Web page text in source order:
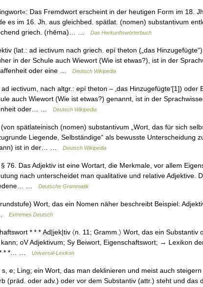
Das Fremdwort erscheint in der heutigen Form im 18.
es im 16. Jh. aus gleichbed. spätlat. (nomen) substantivum
griech. (rhēma)… …
Das Herkunftswörterbuch
(lat.: ad iectivum nach griech. epí theton („das
in der Schule auch Wiewort (Wie ist etwas?), ist in der
oder eine …
Deutsch Wikipedia
iectivum, nach altgr.: epí theton – ‚das Hinzugefügte‘[1]) oder
auch Wiewort (Wie ist etwas?) genannt, ist in der
oder… …
Deutsch Wikipedia
spätlateinisch (nomen) substantivum „Wort, das für sich
Liegende, Selbständige“ als bewusste Unterscheidung
ist in der… …
Deutsch Wikipedia
76. Das Adjektiv ist eine Wortart, die Merkmale, vor allem
nach unterscheidet man qualitative und relative Adjektive.
…
Deutsche Grammatik
Wort, das ein Nomen näher beschreibt Beispiel:
Extremes Deutsch
* * * Ạd|jek|tiv 〈n. 11; Gramm.〉 Wort, das ein Substantiv
oV Adjektivum; Sy Beiwort, Eigenschaftswort; → Lexikon
* * *… …
Universal-Lexikon
e; Ling; ein Wort, das man deklinieren und meist auch
(präd. oder adv.) oder vor dem Substantiv (attr.) steht und das